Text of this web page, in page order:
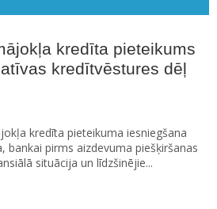
kredīta pieteikums
kredītvēstures dēļ
kredīta pieteikuma iesniegšana
bankai pirms aizdevuma piešķiršanas
situācija un līdzšinējie...